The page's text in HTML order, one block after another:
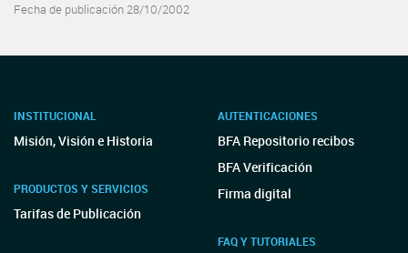
Fecha de publicación 28/10/2002
INSTITUCIONAL
Misión, Visión e Historia
PRODUCTOS Y SERVICIOS
Tarifas de Publicación
AUTENTICACIONES
BFA Repositorio recibos
BFA Verificación
Firma digital
FAQ Y TUTORIALES